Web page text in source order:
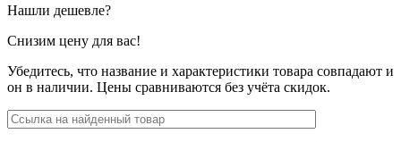
Нашли дешевле?
Снизим цену для вас!
Убедитесь, что название и характеристики товара совпадают и
он в наличии. Цены сравниваются без учёта скидок.